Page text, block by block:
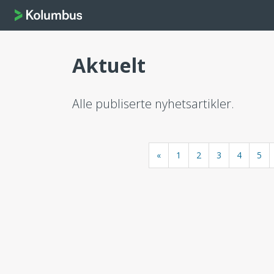
Aktuelt
Alle publiserte nyhetsartikler.
« 1 2 3 4 5